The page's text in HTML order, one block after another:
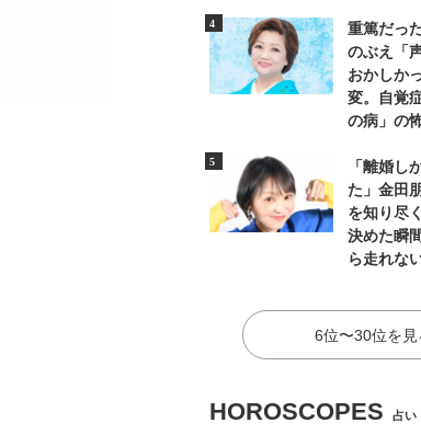
重篤だっ
のぶえ「
おかしか
変。自覚
の病」の
「離婚し
た」金田
を知り尽
決めた瞬
ら走れな
6位〜30位を見
HOROSCOPES 占い